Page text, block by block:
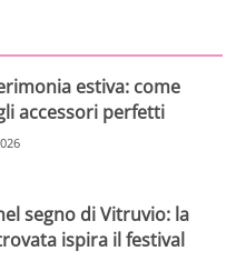
estiva: come
accessori perfetti
segno di Vitruvio: la
ispira il festival